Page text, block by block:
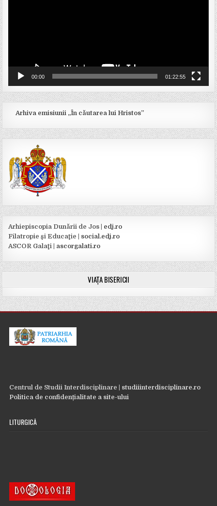
00:00 01:22:55
Arhiva emisiunii „În căutarea lui Hristos”
Arhiepiscopia Dunării de Jos | edj.ro
Filatropie şi Educaţie | social.edj.ro
ASCOR Galaţi | ascorgalati.ro
VIAȚA BISERICII
Centrul de Studii Interdisciplinare | studiiinterdisciplinare.ro
Politica de confidențialitate a site-ului
LITURGICĂ